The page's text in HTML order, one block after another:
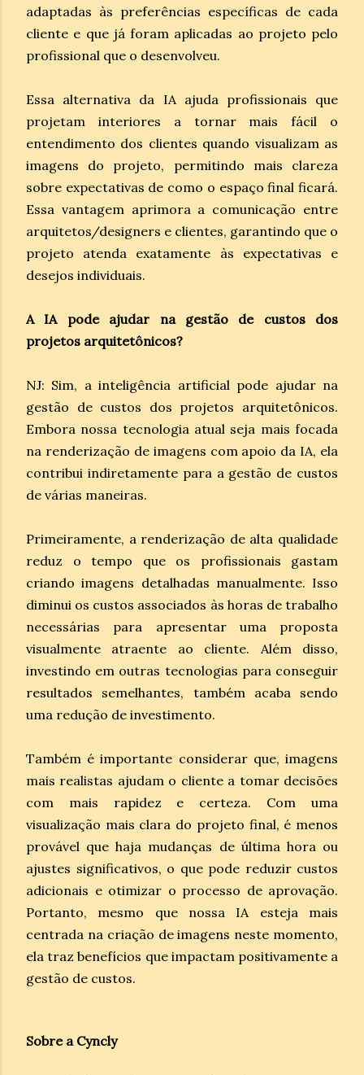
adaptadas às preferências específicas de cada
cliente e que já foram aplicadas ao projeto pelo
profissional que o desenvolveu.
Essa alternativa da IA ajuda profissionais que
projetam interiores a tornar mais fácil o
entendimento dos clientes quando visualizam as
imagens do projeto, permitindo mais clareza
sobre expectativas de como o espaço final ficará.
Essa vantagem aprimora a comunicação entre
arquitetos/designers e clientes, garantindo que o
projeto atenda exatamente às expectativas e
desejos individuais.
A IA pode ajudar na gestão de custos dos
projetos arquitetônicos?
NJ: Sim, a inteligência artificial pode ajudar na
gestão de custos dos projetos arquitetônicos.
Embora nossa tecnologia atual seja mais focada
na renderização de imagens com apoio da IA, ela
contribui indiretamente para a gestão de custos
de várias maneiras.
Primeiramente, a renderização de alta qualidade
reduz o tempo que os profissionais gastam
criando imagens detalhadas manualmente. Isso
diminui os custos associados às horas de trabalho
necessárias para apresentar uma proposta
visualmente atraente ao cliente. Além disso,
investindo em outras tecnologias para conseguir
resultados semelhantes, também acaba sendo
uma redução de investimento.
Também é importante considerar que, imagens
mais realistas ajudam o cliente a tomar decisões
com mais rapidez e certeza. Com uma
visualização mais clara do projeto final, é menos
provável que haja mudanças de última hora ou
ajustes significativos, o que pode reduzir custos
adicionais e otimizar o processo de aprovação.
Portanto, mesmo que nossa IA esteja mais
centrada na criação de imagens neste momento,
ela traz benefícios que impactam positivamente a
gestão de custos.
Sobre a Cyncly